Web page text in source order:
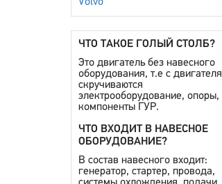
ЧТО ТАКОЕ ГОЛЫЙ СТОЛБ?
Это двигатель без навесного
оборудования, т.е с двигателя
скручиваются
электрооборудование, опоры,
компоненты ГУР.
ЧТО ВХОДИТ В НАВЕСНОЕ
ОБОРУДОВАНИЕ?
В состав навесного входит:
генератор, стартер, провода,